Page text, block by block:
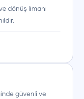
dönüş limanı
güvenli ve